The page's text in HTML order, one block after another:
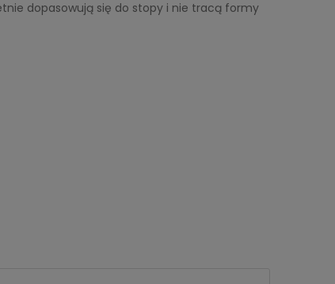
dopasowują się do stopy i nie tracą formy